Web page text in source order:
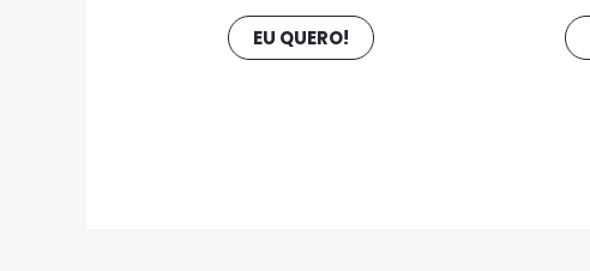
EU QUERO!